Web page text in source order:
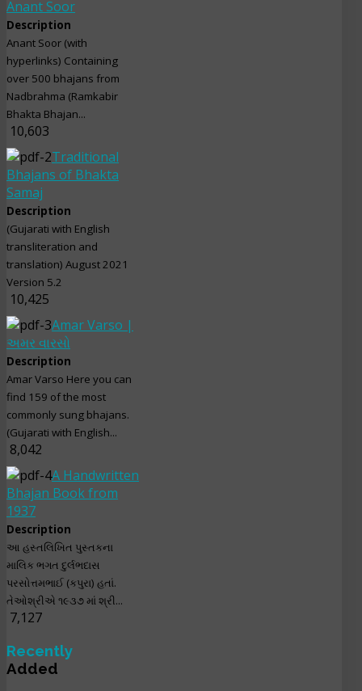
Anant Soor
Description
Anant Soor (with
hyperlinks) Containing
over 500 bhajans from
Nadbrahma (Ramkabir
Bhakta Bhajan...
10,603
Traditional
Bhajans of Bhakta
Samaj
Description
(Gujarati with English
transliteration and
translation) August 2021
Version 5.2
10,425
Amar Varso |
અમર વારસો
Description
Amar Varso Here you can
find 159 of the most
commonly sung bhajans.
(Gujarati with English...
8,042
A Handwritten
Bhajan Book from
1937
Description
આ હસ્તલિખિત પુસ્તકના
માલિક ભગત દુર્લભદાસ
પરસોત્તમભાઈ (કપુરા) હતાં.
તેઓશ્રીએ ૧૯૩૭ માં શ્રી...
7,127
Recently
Added